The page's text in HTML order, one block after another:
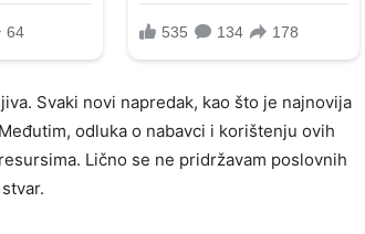
Svaki novi napredak, kao što je najnovija
odluka o nabavci i korištenju ovih
Lično se ne pridržavam poslovnih